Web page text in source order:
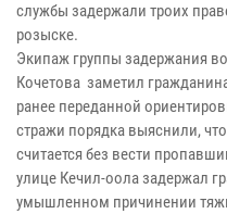
службы задержали троих
розыске.
Экипаж группы задержания
Кочетова заметил
ранее переданной
стражи порядка выяснили,
считается без вести
улице Кечил-оола задержал
умышленном причинении